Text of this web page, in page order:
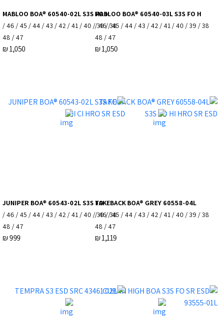
MABLOO BOA® 60540-03L S3S FO H
38 / 39 / 40 / 41 / 42 / 43 / 44 / 45 / 46 /
47 / 48
1,050
₪
MABLOO BOA® 60540-02L S3S FO H
38 / 39 / 40 / 41 / 42 / 43 / 44 / 45 / 46 /
47 / 48
1,050
₪
TAKEBACK BOA® GREY 60558-04L
38 / 39 / 40 / 41 / 42 / 43 / 44 / 45 / 46 /
47 / 48
1,119
₪
JUNIPER BOA® 60543-02L S3S FO
38 / 39 / 40 / 41 / 42 / 43 / 44 / 45 / 46 /
47 / 48
999
₪